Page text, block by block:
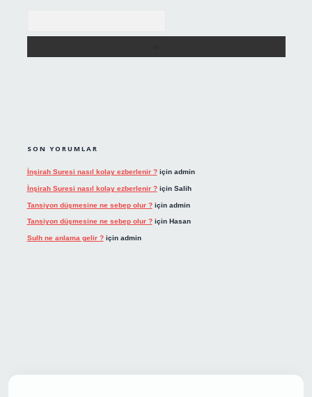
SON YORUMLAR
İnşirah Suresi nasıl kolay ezberlenir ?için admin
İnşirah Suresi nasıl kolay ezberlenir ?için Salih
Tansiyon düşmesine ne sebep olur ?için admin
Tansiyon düşmesine ne sebep olur ?için Hasan
Sulh ne anlama gelir ?için admin